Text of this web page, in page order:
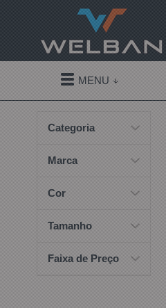
MENU
Categoria
Marca
Cor
Tamanho
Faixa de Preço